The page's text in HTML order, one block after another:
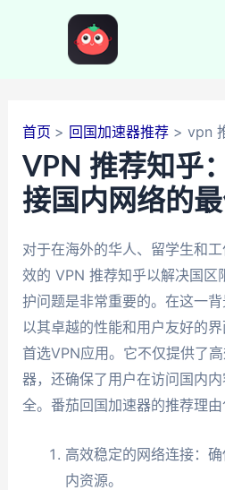
首页 回国加速器推荐 vpn
VPN 推荐知乎
接国内网络的
对于在海外的华人、留学生和
效的 VPN 推荐知乎以解决国区
护问题是非常重要的。在这一
以其卓越的性能和用户友好的
首选VPN应用。它不仅提供了
器，还确保了用户在访问国内
全。番茄回国加速器的推荐理由
高效稳定的网络连接：
内资源。